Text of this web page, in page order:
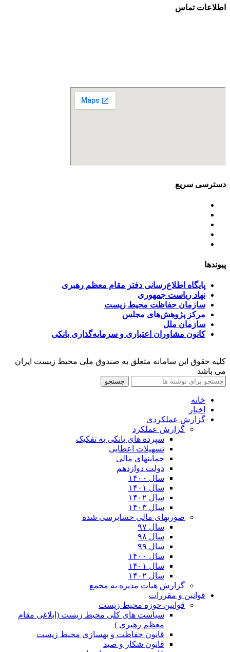
اطلاعات تماس
دسترسی سریع
پیوندها
پایگاه اطلاع‌رسانی دفتر مقام معظم رهبری
نهاد ریاست جمهوری
سازمان حفاظت محیط زیست
مرکز پژوهش‌های مجلس
سازمان ملل
کانون مشاوران اعتباری و سرمایه‌گذاری بانکی
کلیه حقوق این سامانه متعلق به صندوق ملی محیط زیست ایران
می باشد
جستجو
خانه
اخبار
گزارش عملکردی
گزارش عملکرد
سپرده های بانکی به تفکیک
تسهیلات اعطایی
حمایتهای مالی
دولت دوازدهم
سال ۱۴۰۰
سال ۱۴۰۱
سال ۱۴۰۲
سال ۱۴۰۳
صورتهای مالی حسابرسی شده
سال ۹۷
سال ۹۸
سال ۹۹
سال ۱۴۰۰
سال ۱۴۰۱
سال ۱۴۰۲
گزارش هیات مدیره به مجمع
قوانین و مقررات
قوانین حوزه محیط زیست
ﺳﯿﺎﺳﺖ ﻫﺎی ﮐﻠﯽ ﻣﺤﯿﻂ زﯾﺴﺖ (ابلاغی مقام
معظم رهبری )
قانون حفاظت و بهسازی محیط زیست
قانون شکار و صید